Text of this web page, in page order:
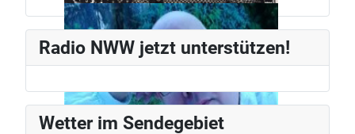
Jürg Weber
Radiomann, schon seit den frühen
80ern.
Radio NWW jetzt unterstützen!
Wetter im Sendegebiet